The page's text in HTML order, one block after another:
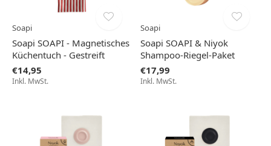
Soapi
Soapi SOAPI - Magnetisches
Küchentuch - Gestreift
€14,95
Inkl. MwSt.
Soapi
Soapi SOAPI & Niyok
Shampoo-Riegel-Paket
€17,99
Inkl. MwSt.